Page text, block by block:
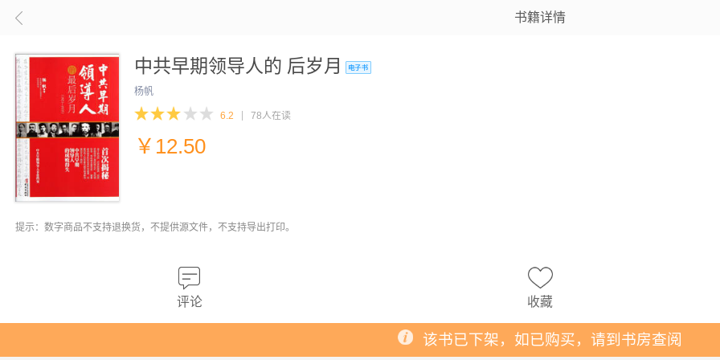
书籍详情
中共早期领导人的 后岁月
杨帆
6.2 78人在读
￥ 12.50
提示：数字商品不支持退换货，不提供源文件，不支持导出打印。
评论 收藏
该书已下架，如已购买，请到书房查阅